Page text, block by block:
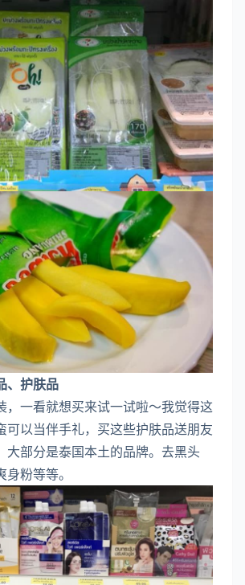
、护肤品
，一看就想买来试一试啦～我觉得这
可以当伴手礼，买这些护肤品送朋友
大部分是泰国本土的品牌。去黑头
粉等等。